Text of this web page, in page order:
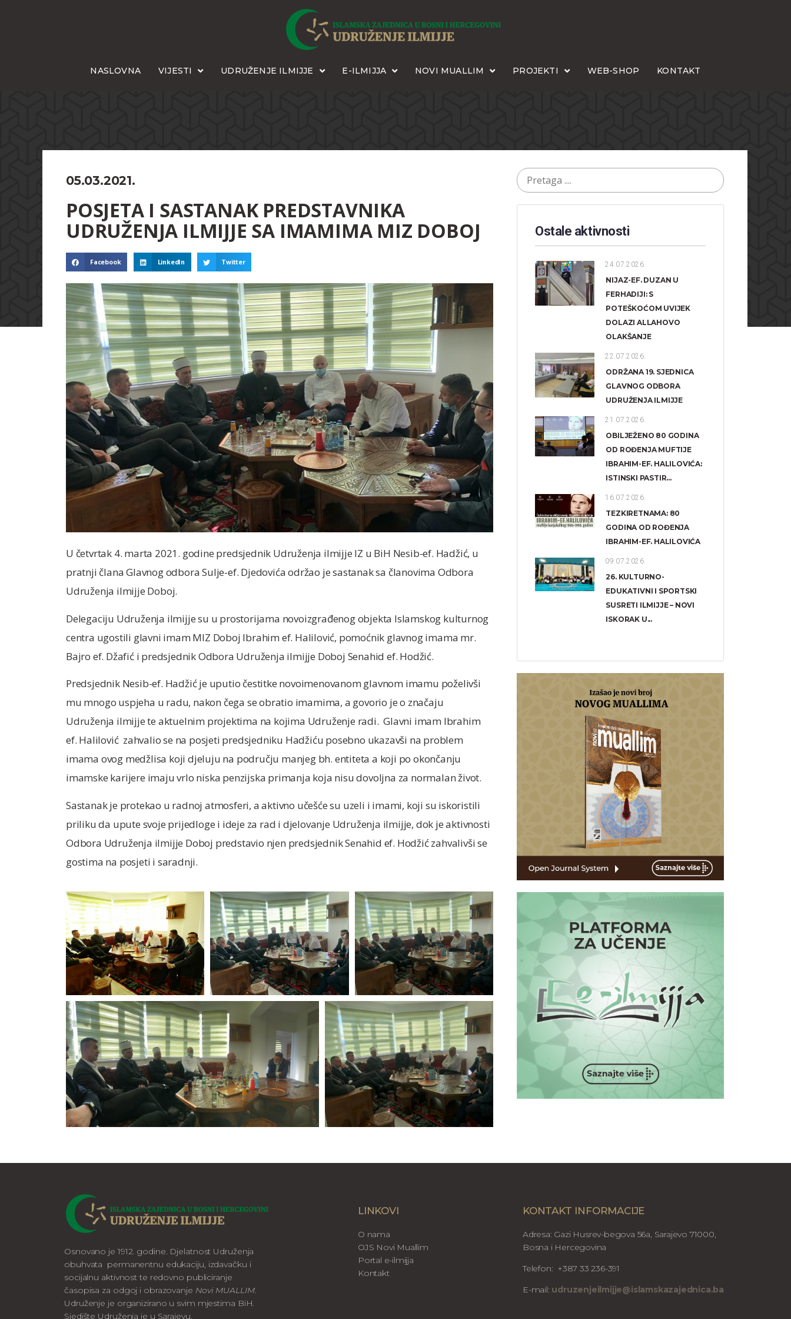
NASLOVNA VIJESTI UDRUŽENJE ILMIJJE E-ILMIJJA NOVI MUALLIM PROJEKTI WEB-SHOP KONTAKT
05.03.2021.
POSJETA I SASTANAK PREDSTAVNIKA
UDRUŽENJA ILMIJJE SA IMAMIMA MIZ DOBOJ
Facebook LinkedIn Twitter
U četvrtak 4. marta 2021. godine predsjednik Udruženja ilmijje IZ u BiH Nesib-ef. Hadžić, u
pratnji člana Glavnog odbora Sulje-ef. Djedovića održao je sastanak sa članovima Odbora
Udruženja ilmijje Doboj.
Delegaciju Udruženja ilmijje su u prostorijama novoizgrađenog objekta Islamskog kulturnog
centra ugostili glavni imam MIZ Doboj Ibrahim ef. Halilović, pomoćnik glavnog imama mr.
Bajro ef. Džafić i predsjednik Odbora Udruženja ilmijje Doboj Senahid ef. Hodžić.
Predsjednik Nesib-ef. Hadžić je uputio čestitke novoimenovanom glavnom imamu poželivši
mu mnogo uspjeha u radu, nakon čega se obratio imamima, a govorio je o značaju
Udruženja ilmijje te aktuelnim projektima na kojima Udruženje radi. Glavni imam Ibrahim
ef. Halilović zahvalio se na posjeti predsjedniku Hadžiću posebno ukazavši na problem
imama ovog medžlisa koji djeluju na području manjeg bh. entiteta a koji po okončanju
imamske karijere imaju vrlo niska penzijska primanja koja nisu dovoljna za normalan život.
Sastanak je protekao u radnoj atmosferi, a aktivno učešće su uzeli i imami, koji su iskoristili
priliku da upute svoje prijedloge i ideje za rad i djelovanje Udruženja ilmijje, dok je aktivnosti
Odbora Udruženja ilmijje Doboj predstavio njen predsjednik Senahid ef. Hodžić zahvalivši se
gostima na posjeti i saradnji.
Ostale aktivnosti
24.07.2026.
NIJAZ-EF. DUZAN U
FERHADIJI: S
POTEŠKOĆOM UVIJEK
DOLAZI ALLAHOVO
OLAKŠANJE
22.07.2026.
ODRŽANA 19. SJEDNICA
GLAVNOG ODBORA
UDRUŽENJA ILMIJJE
21.07.2026.
OBILJEŽENO 80 GODINA
OD ROĐENJA MUFTIJE
IBRAHIM-EF. HALILOVIĆA:
ISTINSKI PASTIR...
16.07.2026.
TEZKIRETNAMA: 80
GODINA OD ROĐENJA
IBRAHIM-EF. HALILOVIĆA
09.07.2026.
26. KULTURNO-
EDUKATIVNI I SPORTSKI
SUSRETI ILMIJJE – NOVI
ISKORAK U...
Osnovano je 1912. godine. Djelatnost Udruženja
obuhvata permanentnu edukaciju, izdavačku i
socijalnu aktivnost te redovno publiciranje
časopisa za odgoj i obrazovanje Novi MUALLIM.
Udruženje je organizirano u svim mjestima BiH.
Sjedište Udruženja je u Sarajevu.
LINKOVI
O nama
OJS Novi Muallim
Portal e-ilmijja
Kontakt
KONTAKT INFORMACIJE
Adresa: Gazi Husrev-begova 56a, Sarajevo 71000,
Bosna i Hercegovina
Telefon: +387 33 236-391
E-mail: udruzenjeilmijje@islamskazajednica.ba